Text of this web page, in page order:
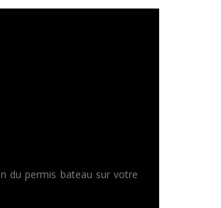
du permis bateau sur votre